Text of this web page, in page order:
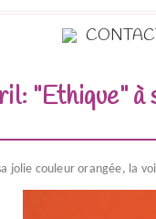
"Ethique" à
jolie couleur orangée, la